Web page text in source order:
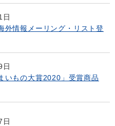
日
外情報メーリング・リスト登
日
いもの大賞2020」受賞商品
日